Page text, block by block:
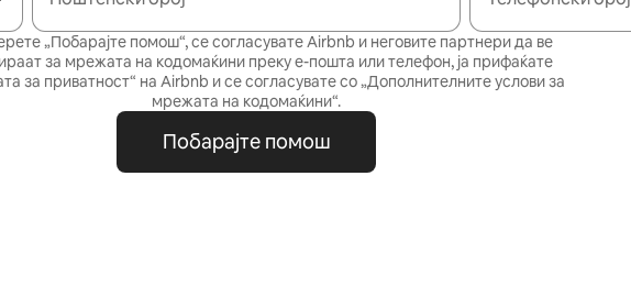
„Побарајте помош“, се согласувате Airbnb и неговите партнери да ве
за мрежата на кодомаќини преку е-пошта или телефон, ја прифаќате
за приватност“ на Airbnb и се согласувате со„Дополнителните услови за
мрежата на кодомаќини“.
Побарајте помош